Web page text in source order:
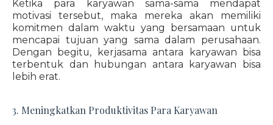
Ketika para karyawan sama-sama mendapat
motivasi tersebut, maka mereka akan memiliki
komitmen dalam waktu yang bersamaan untuk
mencapai tujuan yang sama dalam perusahaan.
Dengan begitu, kerjasama antara karyawan bisa
terbentuk dan hubungan antara karyawan bisa
lebih erat.
3. Meningkatkan Produktivitas Para Karyawan